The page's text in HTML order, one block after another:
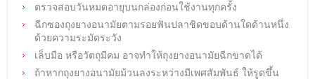
ตรวจสอบวันหมดอายุบนกล่องก่อนใช้งานทุกครั้ง
ฉีกซองถุงยางอนามัยตามรอยฟันปลาชิดขอบด้านใดด้านหนึ่ง
ด้วยความระมัดระวัง
เล็บมือ หรือวัตถุมีคม อาจทำให้ถุงยางอนามัยฉีกขาดได้
ถ้าหากถุงยางอนามัยม้วนลงระหว่างมีเพศสัมพันธ์ ให้รูดขึ้น